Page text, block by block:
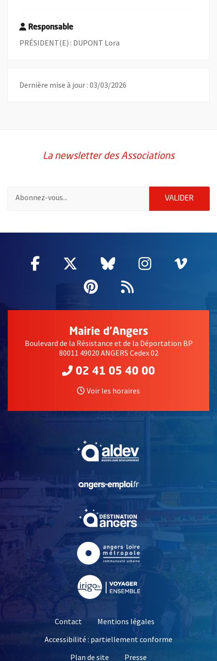
Responsable
PRÉSIDENT(E) : DUPONT Lora
Dernière mise à jour : 03/03/2026
La newsletter des Associations
VALIDER
Facebook
, Ouvre une nouvelle fenêtre
Twitter
, Ouvre une nouvelle
Bluesky
, Ouvre une
Instagram
, Ouvre
,
Pinterest
, Ouvre une
Flux RSS
Mairie d'Angers
Boulevard de la Résistance et de la Déportation BP
80011 49020 ANGERS Cedex 02
02 41 05 40 00
Voir les horaires
, Ouvre une nouvelle
, Ouvre une nouvelle
Contact
Mentions légales
Accessibilité : partiellement conforme
Plan de site
Presse